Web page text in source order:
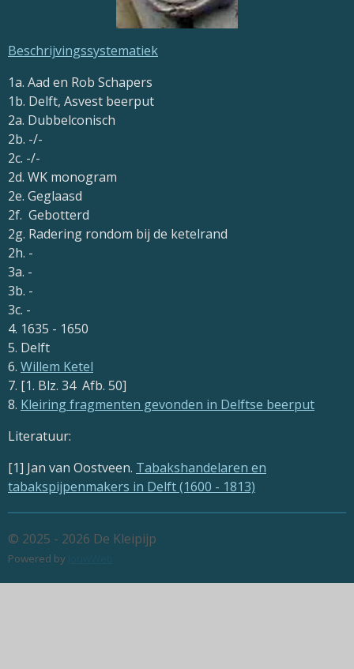
Beschrijvingssystematiek
1a. Aad en Rob Schapers
1b. Delft, Asvest beerput
2a. Dubbelconisch
2b. -/-
2c. -/-
2d. WK monogram
2e. Geglaasd
2f. Gebotterd
2g. Radering rondom bij de ketelrand
2h. -
3a. -
3b. -
3c. -
4. 1635 - 1650
5. Delft
6. Willem Ketel
7. [1. Blz. 34 Afb. 50]
8. Kleiring fragmenten gevonden in Delftse beerput
Literatuur:
[1] Jan van Oostveen. Tabakshandelaren en
tabakspijpenmakers in Delft (1600 - 1813)
© 2025 - 2026 De Kleipijp
Powered by